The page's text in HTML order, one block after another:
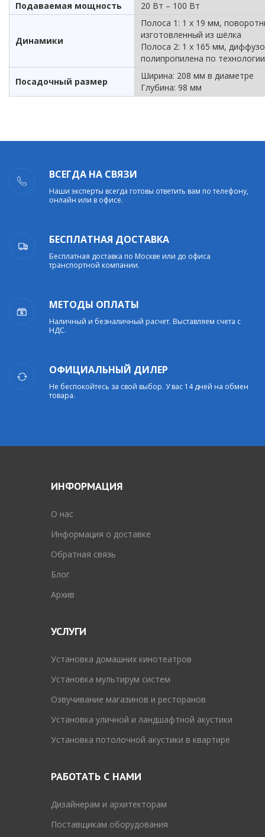
Подаваемая мощность 20 Вт – 100 Вт
Динамики
Полоса 1: 1 x 19 мм,
изготовленный из шёлка
Полоса 2: 1 х 165 мм,
полипропилена по
Посадочный размер
Ширина: 208 мм в диаметре
Глубина: 98 мм
ВСЕГДА НА СВЯЗИ
Наши эксперты всегда готовы ответить вам по телефону,
онлайн или в офисе.
БЕСПЛАТНАЯ ДОСТАВКА
Бесплатная доставка по Москве или до офиса
транспортной компании.
МЕТОДЫ ОПЛАТЫ
Наличный и безналичный расчет. Выставляем счета с
НДС.
ОФИЦИАЛЬНЫЙ ДИЛЕР
Не беспокойтесь за свой выбор. У вас 14 дней на обмен
товара.
ИНФОРМАЦИЯ
O нас
Информация о доставке
Обратная связь
Блог
Архив
УСЛУГИ
Установка домашних кинотеатров
Установка мультирум систем
Озвучивание магазинов и ресторанов
Установка уличной и ландшафтной акустики
Установка потолочной акустики в квартире
РАБОТАТЬ С НАМИ
Дизайнерам и архитекторам
Поставщикам оборудования